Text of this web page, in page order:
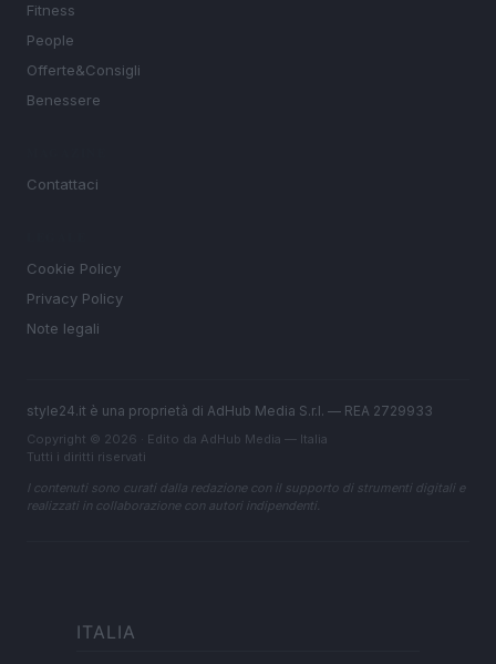
Fitness
People
Offerte&Consigli
Benessere
Contattaci
Cookie Policy
Privacy Policy
Note legali
style24.it è una proprietà di AdHub Media S.r.l. — REA 2729933
Copyright © 2026 · Edito da AdHub Media — Italia
Tutti i diritti riservati
I contenuti sono curati dalla redazione con il supporto di strumenti digitali e
realizzati in collaborazione con autori indipendenti.
ITALIA